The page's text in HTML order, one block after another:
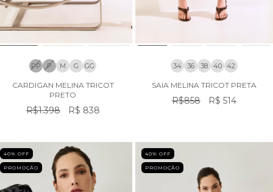
PP P M G GG
CARDIGAN MELINA TRICOT
PRETO
R$1.398 R$ 838
34 36 38 40 42
SAIA MELINA TRICOT PRETA
R$858 R$ 514
40% OFF
PROMOÇÃO
40% OFF
PROMOÇÃO